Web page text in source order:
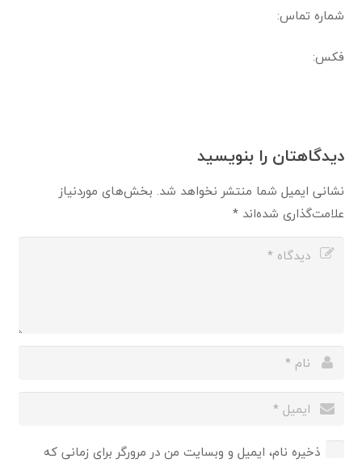
شماره تماس:
فکس:
دیدگاهتان را بنویسید
نشانی ایمیل شما منتشر نخواهد شد. بخش‌های موردنیاز
علامت‌گذاری شده‌اند*
ذخیره نام، ایمیل و وبسایت من در مرورگر برای زمانی که